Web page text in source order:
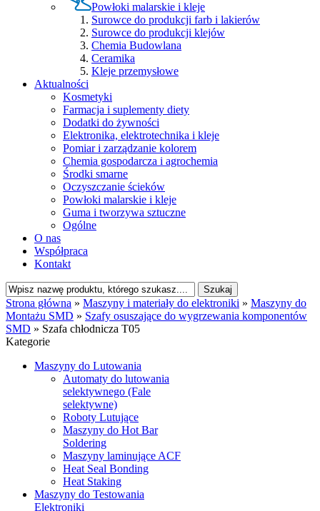
Powłoki malarskie i kleje
Surowce do produkcji farb i lakierów
Surowce do produkcji klejów
Chemia Budowlana
Ceramika
Kleje przemysłowe
Aktualności
Kosmetyki
Farmacja i suplementy diety
Dodatki do żywności
Elektronika, elektrotechnika i kleje
Pomiar i zarządzanie kolorem
Chemia gospodarcza i agrochemia
Środki smarne
Oczyszczanie ścieków
Powłoki malarskie i kleje
Guma i tworzywa sztuczne
Ogólne
O nas
Współpraca
Kontakt
Strona główna » Maszyny i materiały do elektroniki » Maszyny do
Montażu SMD » Szafy osuszające do wygrzewania komponentów
SMD » Szafa chłodnicza T05
Kategorie
Maszyny do Lutowania
Automaty do lutowania
selektywnego (Fale
selektywne)
Roboty Lutujące
Maszyny do Hot Bar
Soldering
Maszyny laminujące ACF
Heat Seal Bonding
Heat Staking
Maszyny do Testowania
Elektroniki